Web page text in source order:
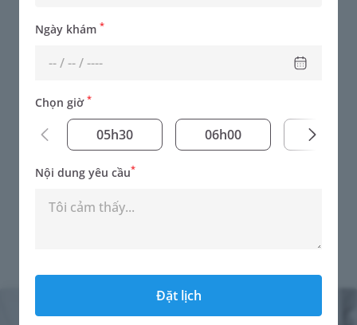
ThS.BS Nguyễn Thị Huyền Thu
Chuyên khoa - Thần kinh
Ngày khám *
Chọn giờ *
05h30 06h00 06h30
Nội dung yêu cầu*
Đặt lịch